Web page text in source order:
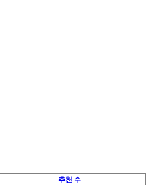
추천 수